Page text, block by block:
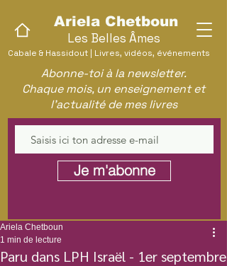
Cabale & Hassidout | Livres, vidéos, événements
Ariela Chetboun
Les Belles Âmes
Abonne-toi à la newsletter.
Chaque mois, un enseignement et
l'actualité de mes livres
Je m'abonne
Paru dans LPH Israël - 1er septembre
Ariela Chetboun
1 min de lecture